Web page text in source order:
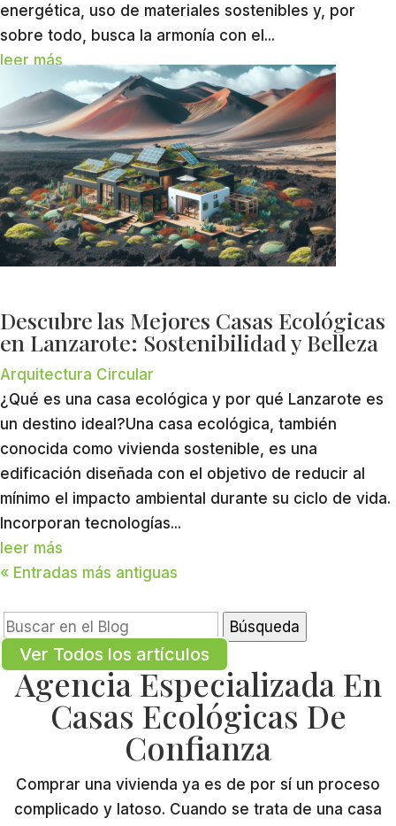
energética, uso de materiales sostenibles y, por
sobre todo, busca la armonía con el...
leer más
Descubre las Mejores Casas Ecológicas
en Lanzarote: Sostenibilidad y Belleza
Arquitectura Circular
¿Qué es una casa ecológica y por qué Lanzarote es
un destino ideal?Una casa ecológica, también
conocida como vivienda sostenible, es una
edificación diseñada con el objetivo de reducir al
mínimo el impacto ambiental durante su ciclo de vida.
Incorporan tecnologías...
leer más
« Entradas más antiguas
Buscar:
Ver Todos los artículos
Agencia Especializada En
Casas Ecológicas De
Confianza
Comprar una vivienda ya es de por sí un proceso
complicado y latoso. Cuando se trata de una casa